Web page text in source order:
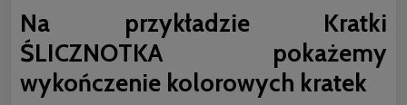
Na przykładzie Kratki
ŚLICZNOTKA pokażemy
wykończenie kolorowych kratek